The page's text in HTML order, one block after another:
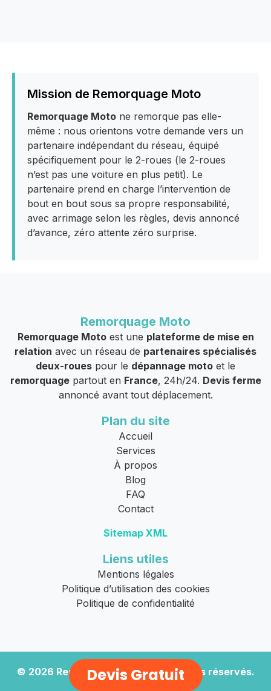
Mission de Remorquage Moto
Remorquage Moto ne remorque pas elle-
même : nous orientons votre demande vers un
partenaire indépendant du réseau, équipé
spécifiquement pour le 2-roues (le 2-roues
n’est pas une voiture en plus petit). Le
partenaire prend en charge l’intervention de
bout en bout sous sa propre responsabilité,
avec arrimage selon les règles, devis annoncé
d’avance, zéro attente zéro surprise.
Remorquage Moto
Remorquage Motoest une plateforme de mise en
relation avec un réseau de partenaires spécialisés
deux-roues pour le dépannage moto et le
remorquagepartout en France, 24h/24. Devis ferme
annoncé avant tout déplacement.
Plan du site
Accueil
Services
À propos
Blog
FAQ
Contact
Sitemap XML
Liens utiles
Mentions légales
Politique d’utilisation des cookies
Politique de confidentialité
© 2026 Remorquage Moto. Tous droits réservés.
Devis Gratuit